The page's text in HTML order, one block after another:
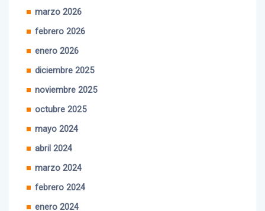
marzo 2026
febrero 2026
enero 2026
diciembre 2025
noviembre 2025
octubre 2025
mayo 2024
abril 2024
marzo 2024
febrero 2024
enero 2024